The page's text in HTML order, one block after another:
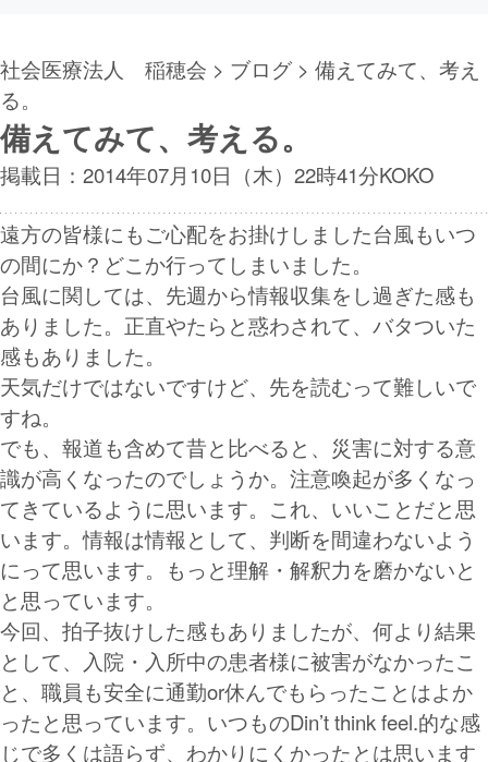
社会医療法人 稲穂会 > ブログ > 備えてみて、考え
る。
備えてみて、考える。
掲載日：2014年07月10日（木）22時41分KOKO
遠方の皆様にもご心配をお掛けしました台風もいつ
の間にか？どこか行ってしまいました。
台風に関しては、先週から情報収集をし過ぎた感も
ありました。正直やたらと惑わされて、バタついた
感もありました。
天気だけではないですけど、先を読むって難しいで
すね。
でも、報道も含めて昔と比べると、災害に対する意
識が高くなったのでしょうか。注意喚起が多くなっ
てきているように思います。これ、いいことだと思
います。情報は情報として、判断を間違わないよう
にって思います。もっと理解・解釈力を磨かないと
と思っています。
今回、拍子抜けした感もありましたが、何より結果
として、入院・入所中の患者様に被害がなかったこ
と、職員も安全に通勤or休んでもらったことはよか
ったと思っています。いつものDin’t think feel.的な感
じで多くは語らず、わかりにくかったとは思います